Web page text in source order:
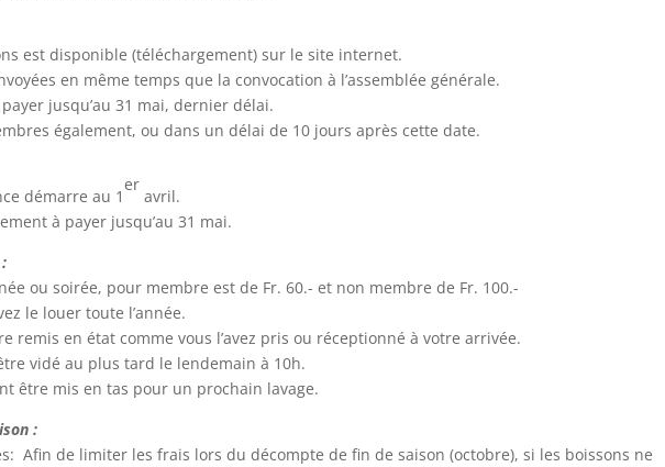
est disponible (téléchargement) sur le site internet.
en même temps que la convocation à l’assemblée générale.
jusqu’au 31 mai, dernier délai.
également, ou dans un délai de 10 jours après cette date.
démarre au 1
er
avril.
à payer jusqu’au 31 mai.
ou soirée, pour membre est de Fr. 60.- et non membre de Fr. 100.-
le louer toute l’année.
remis en état comme vous l’avez pris ou réceptionné à votre arrivée.
vidé au plus tard le lendemain à 10h.
être mis en tas pour un prochain lavage.
:
Afin de limiter les frais lors du décompte de fin de saison (octobre), si les boissons ne